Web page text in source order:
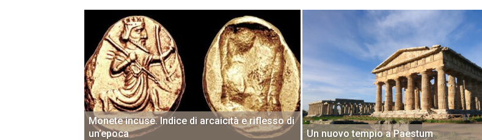
Monete incuse. Indice di arcaicità e riflesso di
un’epoca
Un nuovo tempio a Paestum